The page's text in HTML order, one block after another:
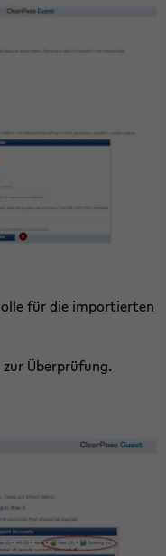
für die im­por­tier­ten
Über­prü­fung.